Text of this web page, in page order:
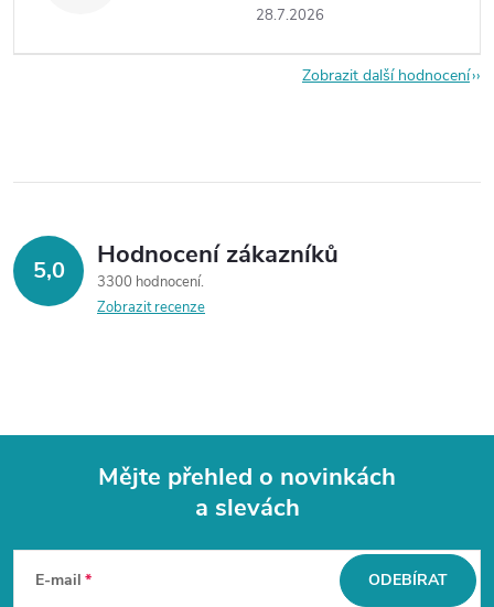
28.7.2026
Zobrazit další hodnocení
5,0 Hodnocení zákazníků
3300 hodnocení
Zobrazit recenze
Mějte přehled o novinkách
a slevách
E-mail ODEBÍRAT